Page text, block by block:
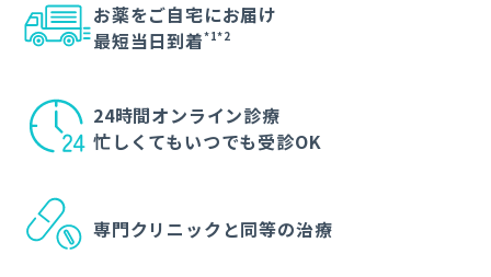
お薬をご自宅にお届け
最短当日到着*1*2
24時間オンライン診療
忙しくてもいつでも受診OK
専門クリニックと同等の治療